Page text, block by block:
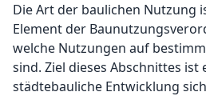
Die Art der baulichen Nutzung
Element der
welche Nutzungen auf
sind. Ziel dieses Abschnittes ist
städtebauliche Entwicklung